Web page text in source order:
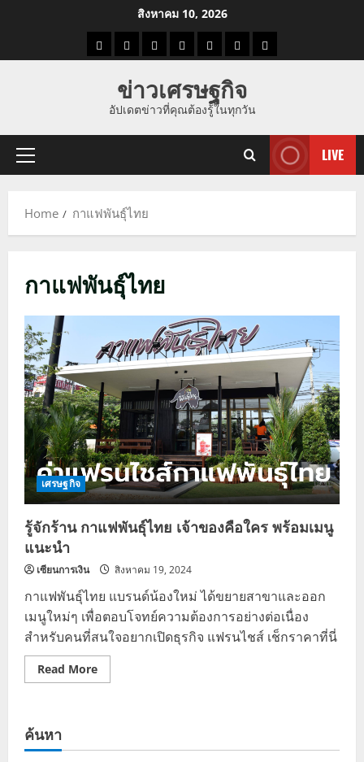
สิงหาคม 10, 2026
ราคาแนว
ราคา
ทอง
ข่าว
นี้
ข่าว
ดูด
ที่
ผู้ชาย
ข่าวเศรษฐกิจ
อัปเดตข่าวที่คุณต้องรู้ในทุกวัน
Primary
LIVE
Home กาแฟพันธุ์ไทย
กาแฟพันธุ์ไทย
เศรษฐกิจ
รู้จักร้าน กาแฟพันธุ์ไทย เจ้าของคือใคร พร้อมเมนู
แนะนำ
เซียนการเงิน สิงหาคม 19, 2024
กาแฟพันธุ์ไทย แบรนด์น้องใหม่ ได้ขยายสาขาและออก
เมนูใหม่ๆ เพื่อตอบโจทย์ความต้องการอย่างต่อเนื่อง
สำหรับคนที่สนใจอยากเปิดธุรกิจ แฟรนไชส์ เช็กราคาที่นี่
Read MoreRead
more
ไทย
ค้นหา